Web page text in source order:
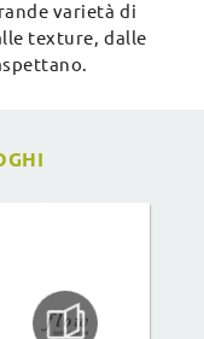
varietà di
texture, dalle